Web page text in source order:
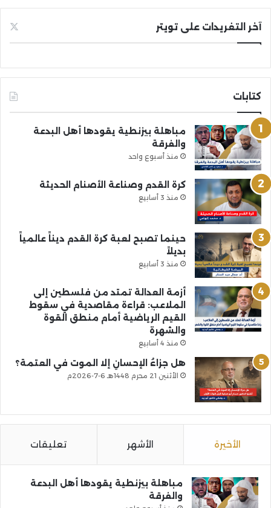
آخر التغريدات على تويتر
كتابات
مباهلة بيزنطية يقودها أهل البدعة
والفرقة
منذ أسبوع واحد
كرة القدم وصناعة الأصنام الحديثة
منذ 3 أسابيع
حينما تصبح لعبة كرة القدم ديناً عالمياً
بديلاً
منذ 3 أسابيع
أزمة العدالة تمتد من فلسطين إلى
الملاعب: قراءة مقاصدية في سقوط
القيم الرياضية أمام منطق القوة
والشهرة
منذ 4 أسابيع
هل جزاءُ الإحسانِ إلا الموت في العتمة؟
الأثنين 21 محرم 1448هـ 6-7-2026م
الأخيرة الأشهر تعليقات
مباهلة بيزنطية يقودها أهل البدعة
والفرقة